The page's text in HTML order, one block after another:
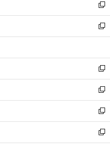
く
で
開
く
ド
ウ
で
開
ィ
ン
ド
ウ
開
く
い
ウ
ィ
ン
ウ
で
開
く
新
し
い
ウ
ン
ド
ウ
で
開
く
新
し
ウ
ィ
ン
ド
ウ
で
開
く
新
し
い
ウ
ィ
ン
ド
ウ
新
し
い
ウ
ィ
ン
新
し
い
ウ
新
し